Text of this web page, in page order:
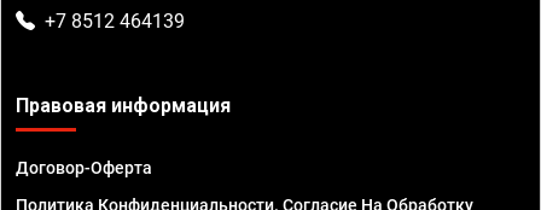
+7 8512 464139
Правовая информация
Договор-Оферта
Политика Конфиденциальности. Согласие На Обработку